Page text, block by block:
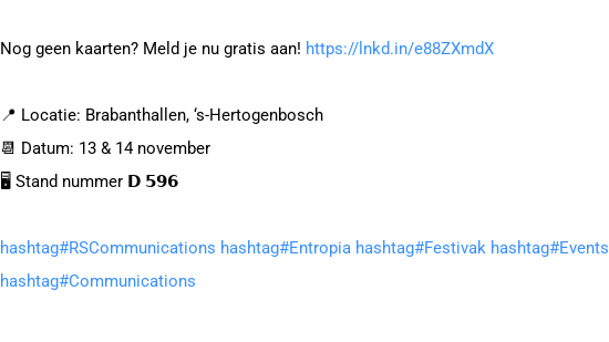
Nog geen kaarten? Meld je nu gratis aan! https://lnkd.in/e88ZXmdX
📍 Locatie: Brabanthallen, ‘s-Hertogenbosch
📆 Datum: 13 & 14 november
🖥️ Stand nummer 𝗗 𝟱𝟵𝟲
hashtag#RSCommunications hashtag#Entropia hashtag#Festivak hashtag#Events
hashtag#Communications